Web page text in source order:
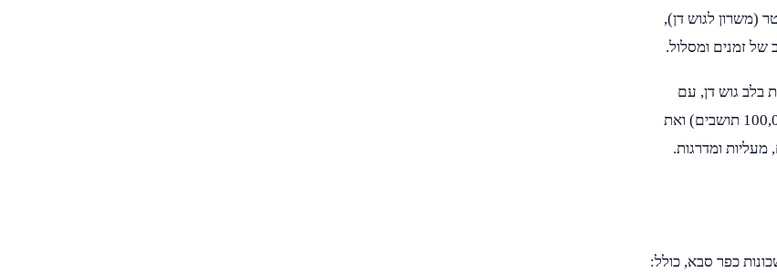
לרמת גן? המרחק בין שתי הערים הוא כ-19 קילומטר (משרון לגוש דן),
בלב גוש דן, עם
ביקוש גבוה להובלות דירה ומשרדים. הצוות שלנו מכיר היטב את כפר סבא (100,000 תושבים) ואת